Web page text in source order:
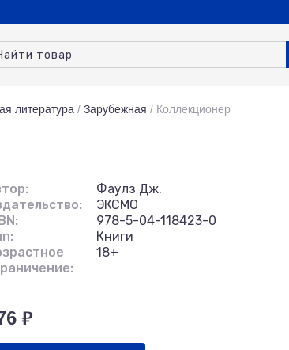
литература / Зарубежная / Коллекционер
Фаулз Дж.
ЭКСМО
978-5-04-118423-0
Книги
18+
₽